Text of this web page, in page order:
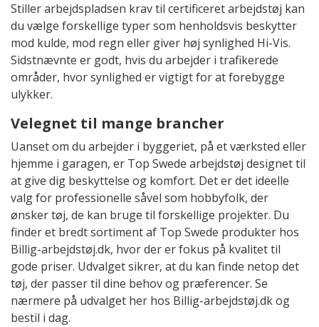
Stiller arbejdspladsen krav til certificeret arbejdstøj kan
du vælge forskellige typer som henholdsvis beskytter
mod kulde, mod regn eller giver høj synlighed Hi-Vis.
Sidstnævnte er godt, hvis du arbejder i trafikerede
områder, hvor synlighed er vigtigt for at forebygge
ulykker.
Velegnet til mange brancher
Uanset om du arbejder i byggeriet, på et værksted eller
hjemme i garagen, er Top Swede arbejdstøj designet til
at give dig beskyttelse og komfort. Det er det ideelle
valg for professionelle såvel som hobbyfolk, der
ønsker tøj, de kan bruge til forskellige projekter. Du
finder et bredt sortiment af Top Swede produkter hos
Billig-arbejdstøj.dk, hvor der er fokus på kvalitet til
gode priser. Udvalget sikrer, at du kan finde netop det
tøj, der passer til dine behov og præferencer. Se
nærmere på udvalget her hos Billig-arbejdstøj.dk og
bestil i dag.